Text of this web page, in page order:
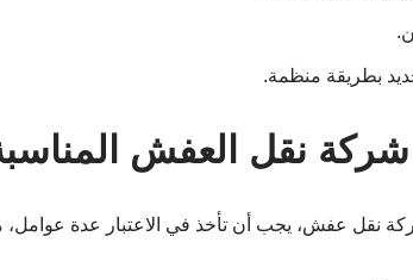
بطريقة منظمة.
شركة نقل العفش
نقل عفش، يجب أن تأخذ في الاعتبار عدة